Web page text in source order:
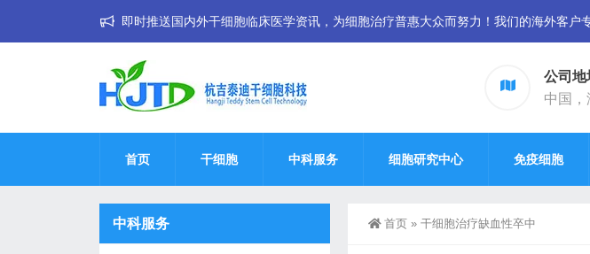
即时推送国内外干细胞临床医学资讯，为细胞治疗普惠大众而努力！我们的海外客
公司地
中国，
首页 干细胞 中科服务 细胞研究中心 免疫细胞
首页 » 干细胞治疗缺血性卒中
中科服务